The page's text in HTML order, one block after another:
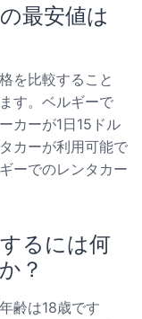
最安値は
を比較すること
す。ベルギーで
カーが1日15ドル
カーが利用可能で
ーでのレンタカー
るには何
？
齢は18歳です